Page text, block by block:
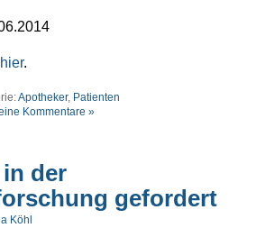
hier.
Apotheker, Patienten
Kommentare »
der
gefordert
Köhl